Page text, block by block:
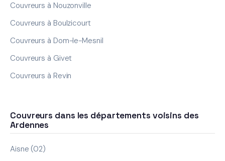
Couvreurs à Nouzonville
Couvreurs à Boulzicourt
Couvreurs à Dom-le-Mesnil
Couvreurs à Givet
Couvreurs à Revin
Couvreurs dans les départements voisins des
Ardennes
Aisne (02)